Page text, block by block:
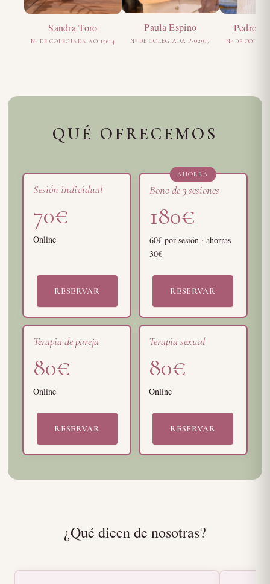
Sandra Toro
Nº DE COLEGIADA AO-13614
Paula Espino
Nº DE COLEGIADA P-02997
Pedro
Nº DE
QUÉ OFRECEMOS
Sesión individual
70€
Online
RESERVAR
AHORRA
Bono de 3 sesiones
180€
60€ por sesión · ahorras
30€
RESERVAR
Terapia de pareja
80€
Online
RESERVAR
Terapia sexual
80€
Online
RESERVAR
¿Qué dicen de nosotras?